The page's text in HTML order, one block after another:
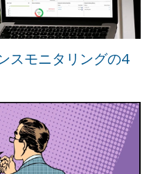
スモニタリングの4